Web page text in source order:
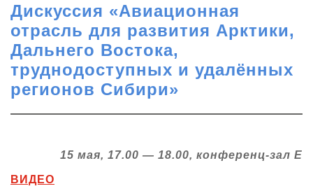
Экспо"
Павильон
2,
зал
5
+7
Дискуссия «Авиационная
отрасль для развития Арктики,
Дальнего Востока,
труднодоступных и удалённых
регионов Сибири»
15 мая, 17.00 — 18.00, конференц-зал Е
ВИДЕО